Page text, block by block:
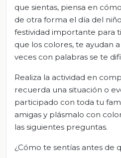
que sientas, piensa en
de otra forma el día del
festividad importante para
que los colores, te ayudan
veces con palabras se te
Realiza la actividad en
recuerda una situación o
participado con toda tu
amigas y plásmalo con
las siguientes preguntas.
¿Cómo te sentías antes de